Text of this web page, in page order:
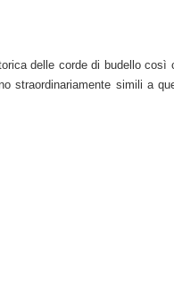
delle corde di budello
straordinariamente simili a